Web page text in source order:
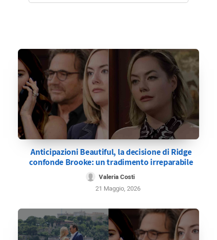
Anticipazioni Beautiful, la decisione di Ridge
confonde Brooke: un tradimento irreparabile
Valeria Costi
21 Maggio, 2026